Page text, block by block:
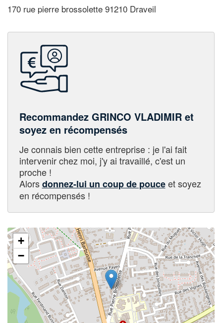
170 rue pierre brossolette 91210 Draveil
Recommandez GRINCO VLADIMIR et
soyez en récompensés
Je connais bien cette entreprise : je l'ai fait
intervenir chez moi, j'y ai travaillé, c'est un
proche !
Alorsdonnez-lui un coup de pouceet soyez
en récompensés !
+
−